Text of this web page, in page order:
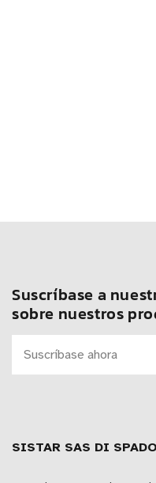
Suscríbase a
sobre nuestros
SISTAR SAS DI